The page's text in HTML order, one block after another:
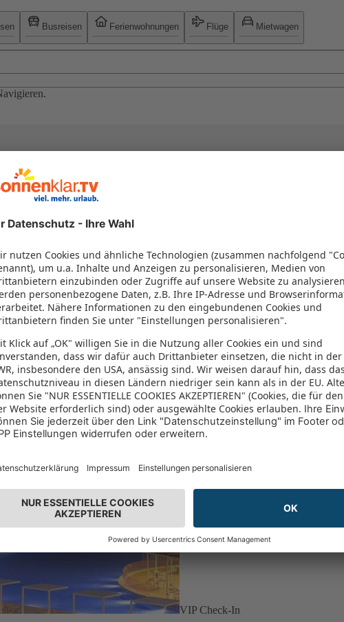
Busreisen Ferienwohnungen Flüge Mietwagen
Hotel in einem Paket kombiniert werden – das spart Zeit und Geld.
erleben!
VIP Check-In